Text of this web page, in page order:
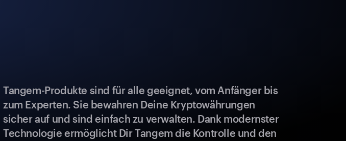
Tangem-Produkte sind für alle geeignet, vom Anfänger bis
zum Experten. Sie bewahren Deine Kryptowährungen
sicher auf und sind einfach zu verwalten. Dank modernster
Technologie ermöglicht Dir Tangem die Kontrolle und den